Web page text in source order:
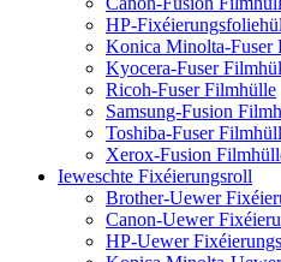
HP-
Konica Minolta-Fuser
Kyocera-Fuser
Ricoh-Fuser Filmhülle
Samsung-Fusion
Toshiba-Fuser
Xerox-Fusion
Ieweschte Fixéierungsroll
Brother-Uewer
Canon-Uewer
HP-Uewer